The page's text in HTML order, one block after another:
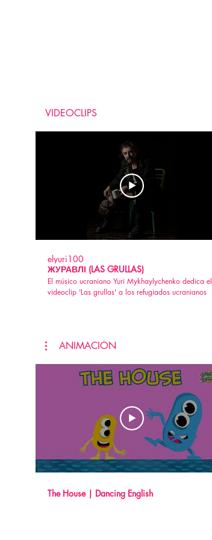
VIDEOCLIPS
elyuri100
ЖУРАВЛІ (LAS GRULLAS)
El músico ucraniano Yuri Mykhaylychenko dedica el
videoclip 'Las grullas' a los refugiados ucranianos
ANIMACIÓN
The House | Dancing English